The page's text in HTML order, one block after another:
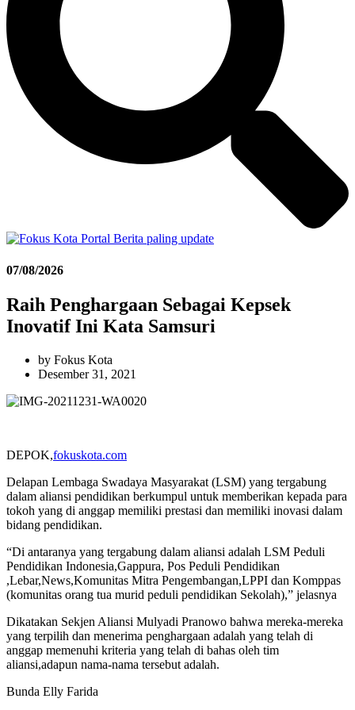
07/08/2026
Raih Penghargaan Sebagai Kepsek
Inovatif Ini Kata Samsuri
by Fokus Kota
Desember 31, 2021
DEPOK,fokuskota.com
Delapan Lembaga Swadaya Masyarakat (LSM) yang tergabung
dalam aliansi pendidikan berkumpul untuk memberikan kepada para
tokoh yang di anggap memiliki prestasi dan memiliki inovasi dalam
bidang pendidikan.
“Di antaranya yang tergabung dalam aliansi adalah LSM Peduli
Pendidikan Indonesia,Gappura, Pos Peduli Pendidikan
,Lebar,News,Komunitas Mitra Pengembangan,LPPI dan Komppas
(komunitas orang tua murid peduli pendidikan Sekolah),” jelasnya
Dikatakan Sekjen Aliansi Mulyadi Pranowo bahwa mereka-mereka
yang terpilih dan menerima penghargaan adalah yang telah di
anggap memenuhi kriteria yang telah di bahas oleh tim
aliansi,adapun nama-nama tersebut adalah.
Bunda Elly Farida